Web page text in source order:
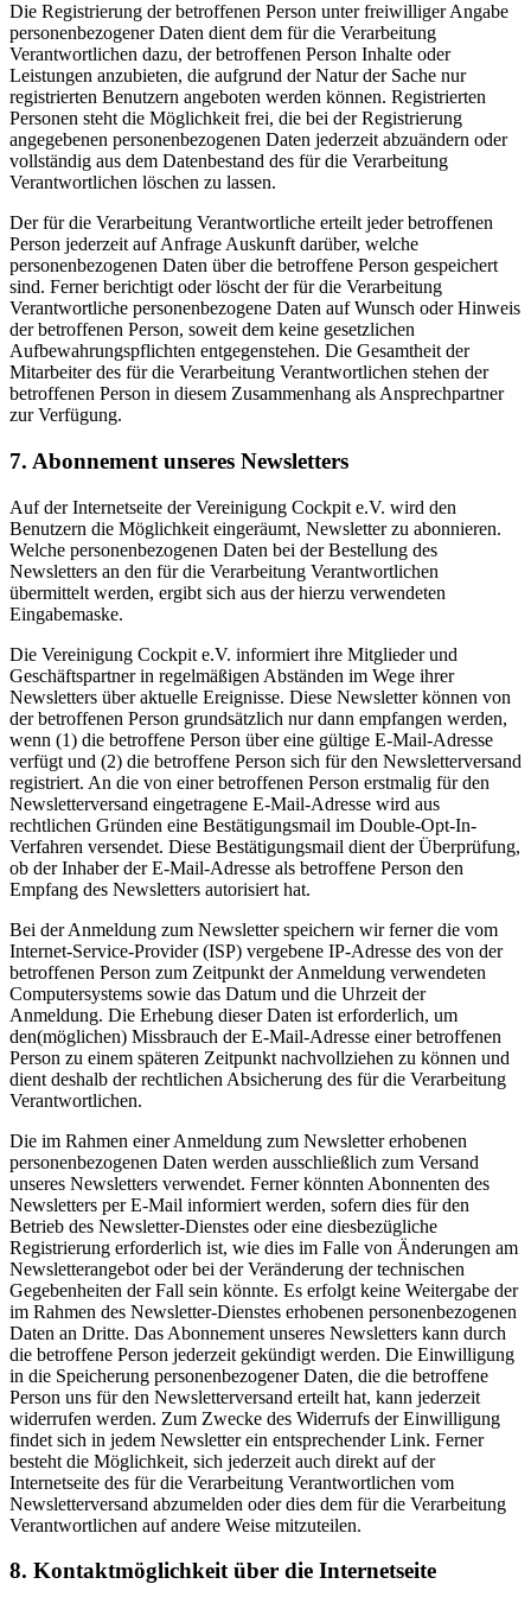
Die Registrierung der betroffenen Person unter freiwilliger Angabe
personenbezogener Daten dient dem für die Verarbeitung
Verantwortlichen dazu, der betroffenen Person Inhalte oder
Leistungen anzubieten, die aufgrund der Natur der Sache nur
registrierten Benutzern angeboten werden können. Registrierten
Personen steht die Möglichkeit frei, die bei der Registrierung
angegebenen personenbezogenen Daten jederzeit abzuändern oder
vollständig aus dem Datenbestand des für die Verarbeitung
Verantwortlichen löschen zu lassen.
Der für die Verarbeitung Verantwortliche erteilt jeder betroffenen
Person jederzeit auf Anfrage Auskunft darüber, welche
personenbezogenen Daten über die betroffene Person gespeichert
sind. Ferner berichtigt oder löscht der für die Verarbeitung
Verantwortliche personenbezogene Daten auf Wunsch oder Hinweis
der betroffenen Person, soweit dem keine gesetzlichen
Aufbewahrungspflichten entgegenstehen. Die Gesamtheit der
Mitarbeiter des für die Verarbeitung Verantwortlichen stehen der
betroffenen Person in diesem Zusammenhang als Ansprechpartner
zur Verfügung.
7. Abonnement unseres Newsletters
Auf der Internetseite der Vereinigung Cockpit e.V. wird den
Benutzern die Möglichkeit eingeräumt, Newsletter zu abonnieren.
Welche personenbezogenen Daten bei der Bestellung des
Newsletters an den für die Verarbeitung Verantwortlichen
übermittelt werden, ergibt sich aus der hierzu verwendeten
Eingabemaske.
Die Vereinigung Cockpit e.V. informiert ihre Mitglieder und
Geschäftspartner in regelmäßigen Abständen im Wege ihrer
Newsletters über aktuelle Ereignisse. Diese Newsletter können von
der betroffenen Person grundsätzlich nur dann empfangen werden,
wenn (1) die betroffene Person über eine gültige E-Mail-Adresse
verfügt und (2) die betroffene Person sich für den Newsletterversand
registriert. An die von einer betroffenen Person erstmalig für den
Newsletterversand eingetragene E-Mail-Adresse wird aus
rechtlichen Gründen eine Bestätigungsmail im Double-Opt-In-
Verfahren versendet. Diese Bestätigungsmail dient der Überprüfung,
ob der Inhaber der E-Mail-Adresse als betroffene Person den
Empfang des Newsletters autorisiert hat.
Bei der Anmeldung zum Newsletter speichern wir ferner die vom
Internet-Service-Provider (ISP) vergebene IP-Adresse des von der
betroffenen Person zum Zeitpunkt der Anmeldung verwendeten
Computersystems sowie das Datum und die Uhrzeit der
Anmeldung. Die Erhebung dieser Daten ist erforderlich, um
den(möglichen) Missbrauch der E-Mail-Adresse einer betroffenen
Person zu einem späteren Zeitpunkt nachvollziehen zu können und
dient deshalb der rechtlichen Absicherung des für die Verarbeitung
Verantwortlichen.
Die im Rahmen einer Anmeldung zum Newsletter erhobenen
personenbezogenen Daten werden ausschließlich zum Versand
unseres Newsletters verwendet. Ferner könnten Abonnenten des
Newsletters per E-Mail informiert werden, sofern dies für den
Betrieb des Newsletter-Dienstes oder eine diesbezügliche
Registrierung erforderlich ist, wie dies im Falle von Änderungen am
Newsletterangebot oder bei der Veränderung der technischen
Gegebenheiten der Fall sein könnte. Es erfolgt keine Weitergabe der
im Rahmen des Newsletter-Dienstes erhobenen personenbezogenen
Daten an Dritte. Das Abonnement unseres Newsletters kann durch
die betroffene Person jederzeit gekündigt werden. Die Einwilligung
in die Speicherung personenbezogener Daten, die die betroffene
Person uns für den Newsletterversand erteilt hat, kann jederzeit
widerrufen werden. Zum Zwecke des Widerrufs der Einwilligung
findet sich in jedem Newsletter ein entsprechender Link. Ferner
besteht die Möglichkeit, sich jederzeit auch direkt auf der
Internetseite des für die Verarbeitung Verantwortlichen vom
Newsletterversand abzumelden oder dies dem für die Verarbeitung
Verantwortlichen auf andere Weise mitzuteilen.
8. Kontaktmöglichkeit über die Internetseite